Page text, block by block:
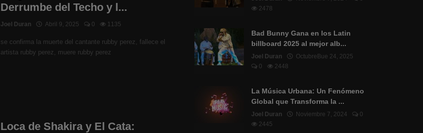
Derrumbe del Techo y l...
Joel Duran Abril 9, 2025 0 1135
se confirma la muerte del cantante rubby perez, fallece el
artista rubby perez, muere rubby perez
Loca de Shakira y El Cata:
2478
Bad Bunny Gana en los Latin
billboard 2025 al mejor alb...
Joel Duran
OctubreBue 24, 2025
0
2448
La Música Urbana: Un Fenómeno
Global que Transforma la ...
Joel Duran Noviembre 7, 2024
0
2445